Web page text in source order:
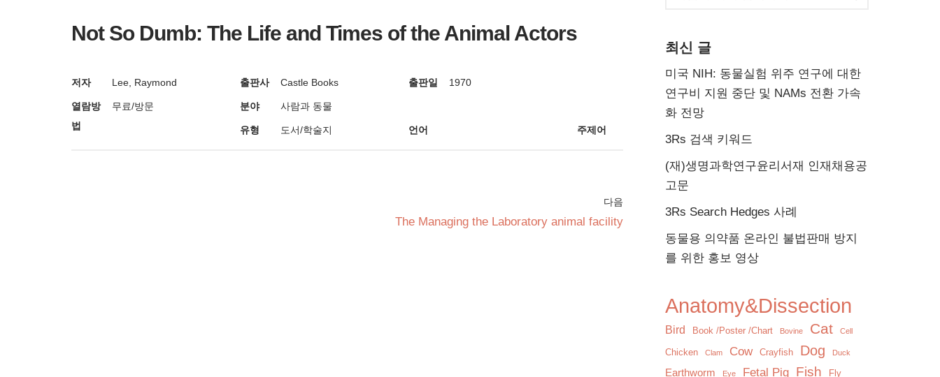
Not So Dumb: The Life and Times of the Animal Actors
저자 Lee, Raymond 출판사 Castle Books 출판일 1970
열람방
법
무료/방문 분야 사람과 동물
유형 도서/학술지 언어 주제어
다음
The Managing the Laboratory animal facility
최신 글
미국 NIH: 동물실험 위주 연구에 대한
연구비 지원 중단 및 NAMs 전환 가속
화 전망
3Rs 검색 키워드
(재)생명과학연구윤리서재 인재채용공
고문
3Rs Search Hedges 사례
동물용 의약품 온라인 불법판매 방지
를 위한 홍보 영상
Anatomy&Dissection
Bird Book /Poster /Chart Bovine Cat Cell
Chicken Clam Cow Crayfish Dog Duck
Earthworm Eye Fetal Pig Fish Fly